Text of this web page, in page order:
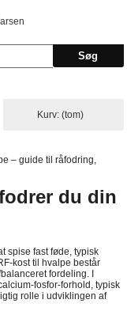
Kurv: (tom)
– guide til råfodring,
du din
spise fast føde, typisk
kost til hvalpe består
fordeling. I
fosfor-forhold, typisk
rolle i udviklingen af